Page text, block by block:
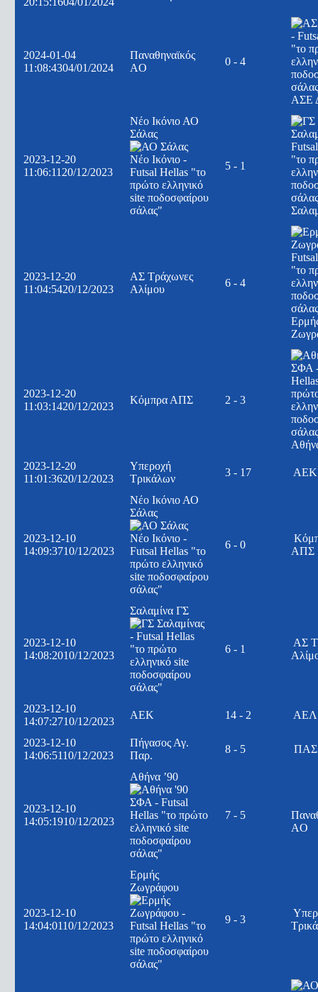
2024-01-04
11:08:4304/01/2024
Παναθηναϊκός
AO
0 - 4
ΑΣΕ
2023-12-20
11:06:11 20/12/2023
Νέο Ικόνιο ΑΟ
Σάλας
5 - 1
2023-12-20
11:04:5420/12/2023
ΑΣ Τράχωνες
Αλίμου
6 - 4
2023-12-20
11:03:1420/12/2023
Κόμπρα ΑΠΣ 2 - 3
2023-12-20
11:01:3620/12/2023
Υπεροχή
Τρικάλων
3 - 17 ΑΕΚ
2023-12-10
14:09:3710/12/2023
Νέο Ικόνιο ΑΟ
Σάλας
6 - 0
ΑΠΣ
2023-12-10
14:08:2010/12/2023
Σαλαμίνα ΓΣ
6 - 1
ΑΣ
2023-12-10
14:07:2710/12/2023
ΑΕΚ 14 - 2 ΑΕΛ
2023-12-10
14:06:5110/12/2023
Πήγασος Αγ.
Παρ.
8 - 5 ΠΑΣ
2023-12-10
14:05:1910/12/2023
Αθήνα ’90
7 - 5
AO
2023-12-10
14:04:0110/12/2023
Ερμής
Ζωγράφου
9 - 3